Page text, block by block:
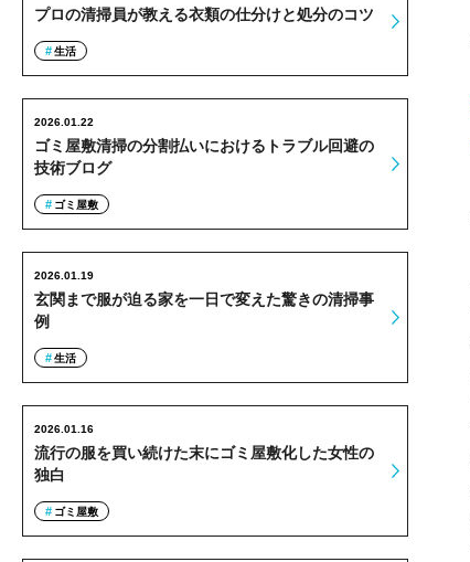
プロの清掃員が教える衣類の仕分けと処分のコツ
生活
ゴミ屋敷清掃の分割払いにおけるトラブル回避の
技術ブログ
2026.01.22
ゴミ屋敷
玄関まで服が迫る家を一日で変えた驚きの清掃事
例
2026.01.19
生活
流行の服を買い続けた末にゴミ屋敷化した女性の
独白
2026.01.16
ゴミ屋敷